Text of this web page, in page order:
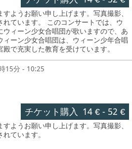
ようお願い申し上げます。写真撮影、
れています。 このコンサートでは、ウ
ウィーン少女合唱団が歌いますので、あ
ィーン少女合唱団は、ウィーン少年合唱
で充実した教育を受けています。
15分 - 10:25
チケット購入 14 €- 52 €
ようお願い申し上げます。写真撮影、
ています。